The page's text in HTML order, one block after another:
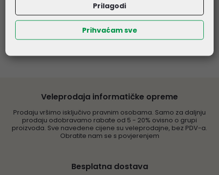
Šifra:68683
Šifra:69271
Veleprodaja informatičke opreme
Prodaju vršimo isključivo pravnim osobama. Samo za daljnju
prodaju odobravamo rabate od 5 - 20% ovisno o grupi
proizvoda. Sve navedene cijene su veleprodajne, bez PDV-a.
Obratite nam se s povjerenjem
Besplatna dostava
Prilagodi
Prihvaćam sve